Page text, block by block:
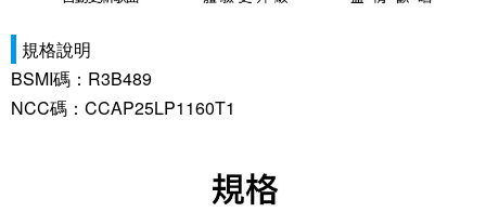
規格說明
BSMI碼：R3B489
NCC碼：CCAP25LP1160T1